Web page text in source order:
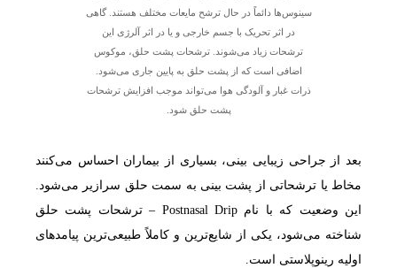
سینوس‌ها دائماً در حال ترشح مایعات مختلف هستند. گاهی
در اثر تحریک با جسم خارجی و یا در اثر آلرژی این
ترشحات زیاد می‌شوند. ترشحات پشت حلق، موکوس
اضافی است که از پشت حلق به پایین جاری می‌شود.
ذرات غبار و آلودگی هوا می‌تواند موجب افزایش ترشحات
پشت حلق شود.
بعد از جراحی زیبایی بینی، بسیاری از بیماران احساس می‌کنند
مخاط یا ترشحاتی از پشت بینی به سمت حلق سرازیر می‌شود.
این وضعیت که با نام Postnasal Drip – ترشحات پشت حلق
شناخته می‌شود، یکی از شایع‌ترین و کاملاً طبیعی‌ترین پیامدهای
اولیه رینوپلاستی است.